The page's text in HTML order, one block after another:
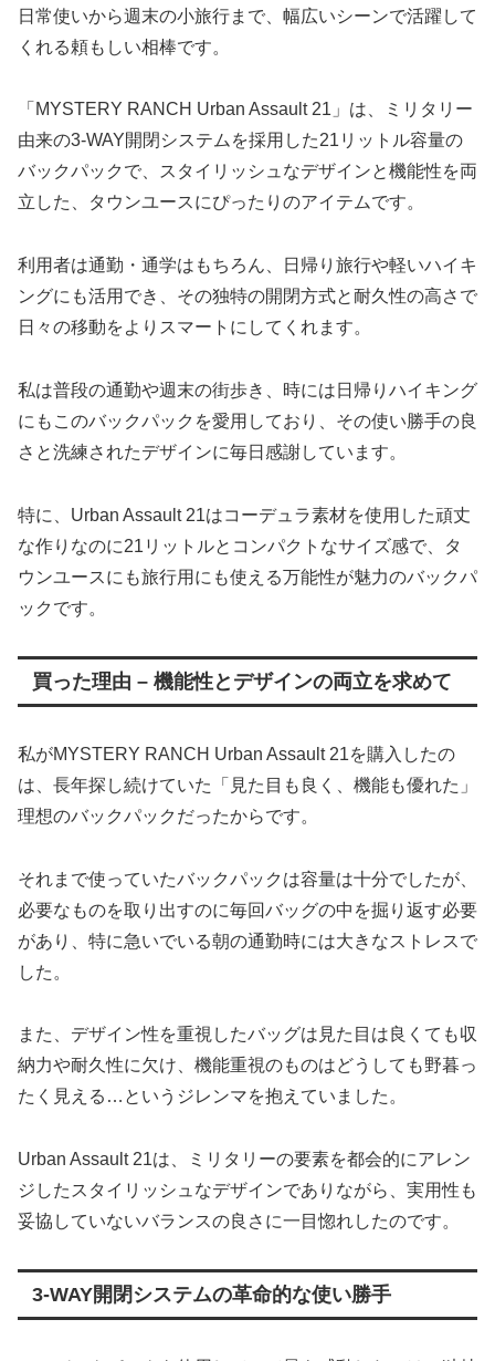
日常使いから週末の小旅行まで、幅広いシーンで活躍して
くれる頼もしい相棒です。
「MYSTERY RANCH Urban Assault 21」は、ミリタリー
由来の3-WAY開閉システムを採用した21リットル容量の
バックパックで、スタイリッシュなデザインと機能性を両
立した、タウンユースにぴったりのアイテムです。
利用者は通勤・通学はもちろん、日帰り旅行や軽いハイキ
ングにも活用でき、その独特の開閉方式と耐久性の高さで
日々の移動をよりスマートにしてくれます。
私は普段の通勤や週末の街歩き、時には日帰りハイキング
にもこのバックパックを愛用しており、その使い勝手の良
さと洗練されたデザインに毎日感謝しています。
特に、Urban Assault 21はコーデュラ素材を使用した頑丈
な作りなのに21リットルとコンパクトなサイズ感で、タ
ウンユースにも旅行用にも使える万能性が魅力のバックパ
ックです。
買った理由 – 機能性とデザインの両立を求めて
私がMYSTERY RANCH Urban Assault 21を購入したの
は、長年探し続けていた「見た目も良く、機能も優れた」
理想のバックパックだったからです。
それまで使っていたバックパックは容量は十分でしたが、
必要なものを取り出すのに毎回バッグの中を掘り返す必要
があり、特に急いでいる朝の通勤時には大きなストレスで
した。
また、デザイン性を重視したバッグは見た目は良くても収
納力や耐久性に欠け、機能重視のものはどうしても野暮っ
たく見える…というジレンマを抱えていました。
Urban Assault 21は、ミリタリーの要素を都会的にアレン
ジしたスタイリッシュなデザインでありながら、実用性も
妥協していないバランスの良さに一目惚れしたのです。
3-WAY開閉システムの革命的な使い勝手